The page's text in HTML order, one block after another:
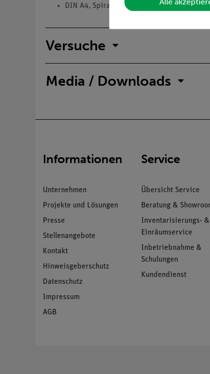
DIN A4, Spiralbindung, s/w, 50 Seiten
Versuche
Media / Downloads
Informationen
Unternehmen
Projekte und Lösungen
Presse
Stellenangebote
Kontakt
Hinweisgeberschutz
Datenschutz
Impressum
AGB
Service
Übersicht Service
Beratung &
Inventarisierungs- &
Einräumservice
Inbetriebnahme &
Schulungen
Kundendienst